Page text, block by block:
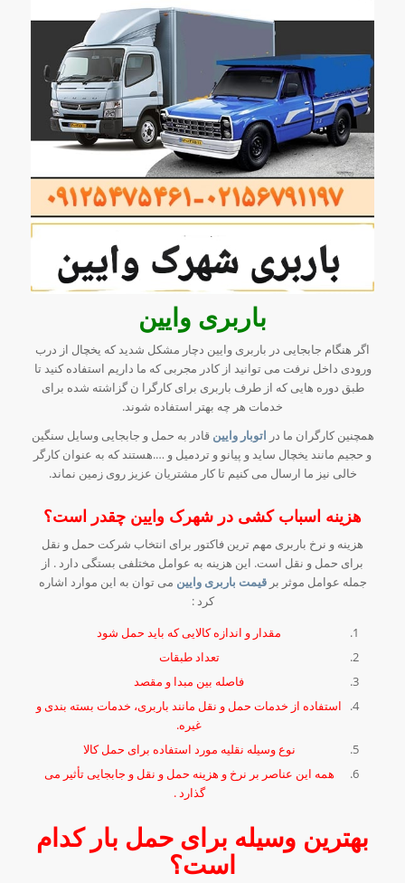
باربری وایین
اگر هنگام جابجایی در باربری وایین دچار مشکل شدید که یخچال از درب
ورودی داخل نرفت می توانید از کادر مجربی که ما داریم استفاده کنید تا
طبق دوره هایی که از طرف باربری برای کارگرا ن گزاشته شده برای
خدمات هر چه بهتر استفاده شوند.
همچنین کارگران ما در اتوبار وایین قادر به حمل و جابجایی وسایل سنگین
و حجیم مانند یخچال ساید و پیانو و تردمیل و ….هستند که به عنوان کارگر
خالی نیز ما ارسال می کنیم تا کار مشتریان عزیز روی زمین نماند.
هزینه اسباب کشی در شهرک وایین چقدر است؟
هزینه و نرخ باربری مهم ترین فاکتور برای انتخاب شرکت حمل و نقل
برای حمل و نقل است. این هزینه به عوامل مختلفی بستگی دارد . از
جمله عوامل موثر برقیمت باربری وایین می توان به این موارد اشاره
کرد :
مقدار و اندازه کالایی که باید حمل شود
تعداد طبقات
فاصله بین مبدا و مقصد
استفاده از خدمات حمل و نقل مانند باربری، خدمات بسته بندی و
غیره.
نوع وسیله نقلیه مورد استفاده برای حمل کالا
همه این عناصر بر نرخ و هزینه حمل و نقل و جابجایی تأثیر می
گذارد .
بهترین وسیله برای حمل بار کدام
است؟